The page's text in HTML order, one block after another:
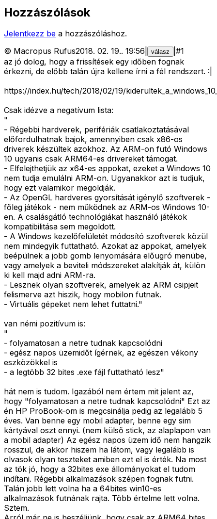
Hozzászólások
Jelentkezz be a hozzászóláshoz.
© Macropus Rufus2018. 02. 19.. 19:56 válasz #1
az jó dolog, hogy a frissítések egy időben fognak
érkezni, de előbb talán újra kellene írni a fél rendszert. :|
https://index.hu/tech/2018/02/19/
Csak idézve a negatívum lista:
"
- Régebbi hardverek, perifériák csatlakoztatásával
előfordulhatnak bajok, amennyiben csak x86-os
driverek készültek azokhoz. Az ARM-on futó Windows
10 ugyanis csak ARM64-es drivereket támogat.
- Elfelejthetjük az x64-es appokat, ezeket a Windows 10
nem tudja emulálni ARM-on. Ugyanakkor azt is tudjuk,
hogy ezt valamikor megoldják.
- Az OpenGL hardveres gyorsítását igénylő szoftverek -
főleg játékok - nem működnek az ARM-os Windows 10-
en. A csalásgátló technológiákat használó játékok
kompatibilitása sem megoldott.
- A Windows kezelőfelületét módosító szoftverek közül
nem mindegyik futtatható. Azokat az appokat, amelyek
beépülnek a jobb gomb lenyomására előugró menübe,
vagy amelyek a beviteli módszereket alakítják át, külön
ki kell majd adni ARM-ra.
- Lesznek olyan szoftverek, amelyek az ARM csipjeit
felismerve azt hiszik, hogy mobilon futnak.
- Virtuális gépeket nem lehet futtatni."
van némi pozitívum is:
"
- folyamatosan a netre tudnak kapcsolódni
- egész napos üzemidőt ígérnek, az egészen vékony
eszközökkel is
- a legtöbb 32 bites .exe fájl futtatható lesz"
hát nem is tudom. Igazából nem értem mit jelent az,
hogy "folyamatosan a netre tudnak kapcsolódni" Ezt az
én HP ProBook-om is megcsinálja pedig az legalább 5
éves. Van benne egy mobil adapter, benne egy sim
kártyával oszt ennyi. (nem külső stick, az alaplapon van
a mobil adapter) Az egész napos üzem idő nem hangzik
rosszul, de akkor hiszem ha látom, vagy legalább is
olvasok olyan teszteket amiben ezt el is érték. Na most
az tök jó, hogy a 32bites exe állományokat el tudom
indítani. Régebbi alkalmazások szépen fognak futni.
Talán jobb lett volna ha a 64bites win10-es
alkalmazások futnának rajta. Több értelme lett volna.
Sztem.